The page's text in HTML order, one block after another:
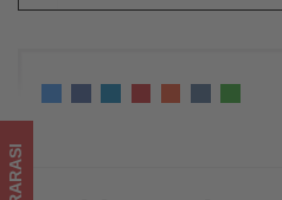
kaybetti
Tourexpi,
sizler